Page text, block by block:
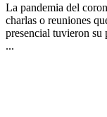
La pandemia del
charlas o reuniones
presencial tuvieron su
...